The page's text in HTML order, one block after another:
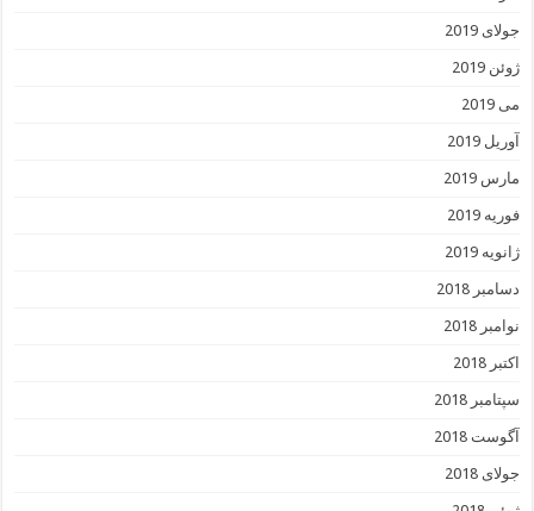
جولای 2019
ژوئن 2019
می 2019
آوریل 2019
مارس 2019
فوریه 2019
ژانویه 2019
دسامبر 2018
نوامبر 2018
اکتبر 2018
سپتامبر 2018
آگوست 2018
جولای 2018